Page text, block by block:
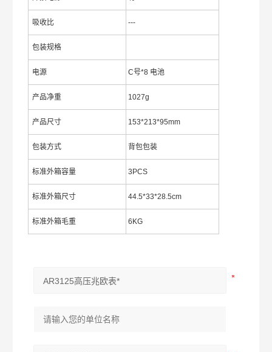
吸收比 ---
包装规格
电源 C号*8 电池
产品净重 1027g
产品尺寸 153*213*95mm
包装方式 背包包装
标准外箱容量 3PCS
标准外箱尺寸 44.5*33*28.5cm
标准外箱毛重 6KG